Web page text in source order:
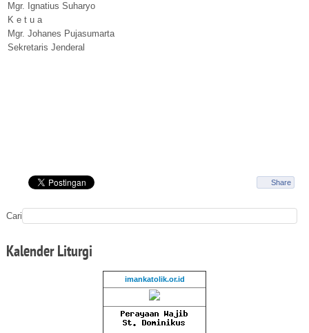
Mgr. Ignatius Suharyo
K e t u a
Mgr. Johanes Pujasumarta
Sekretaris Jenderal
Share
Cari
KalenderLiturgi
imankatolik.or.id